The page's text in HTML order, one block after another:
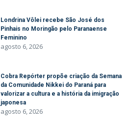
Londrina Vôlei recebe São José dos
Pinhais no Moringão pelo Paranaense
Feminino
agosto 6, 2026
Cobra Repórter propõe criação da Semana
da Comunidade Nikkei do Paraná para
valorizar a cultura e a história da imigração
japonesa
agosto 6, 2026